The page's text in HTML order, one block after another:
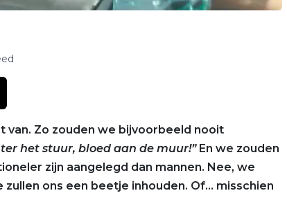
van. Zo zouden we bijvoorbeeld nooit
het stuur, bloed aan de muur!”En we zouden
zijn aangelegd dan mannen. Nee, we
ons een beetje inhouden. Of… misschien